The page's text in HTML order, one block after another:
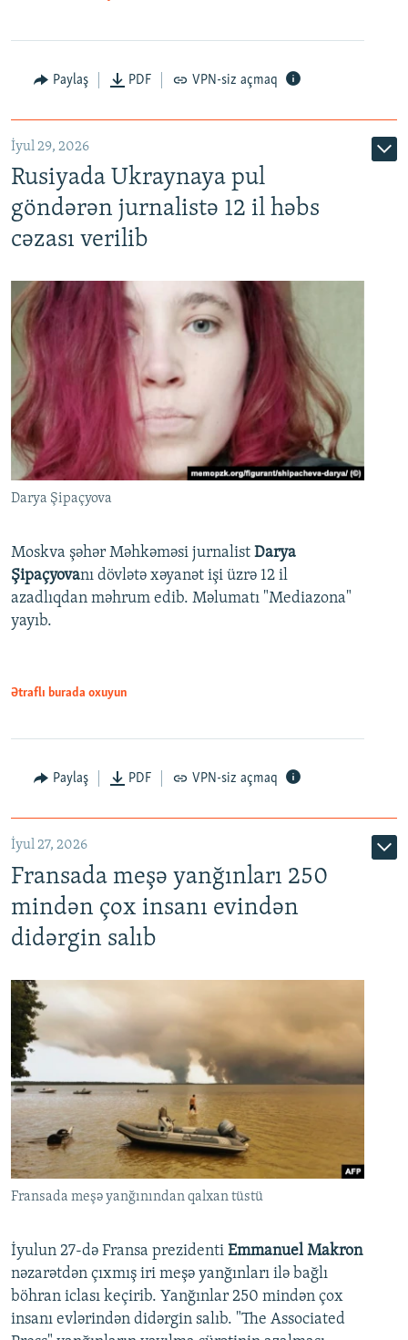
Paylaş PDF VPN-siz açmaq
İyul 29, 2026
Rusiyada Ukraynaya pul
göndərən jurnalistə 12 il həbs
cəzası verilib
Darya Şipaçyova
Moskva şəhər Məhkəməsi jurnalist Darya
Şipaçyovanı dövlətə xəyanət işi üzrə 12 il
azadlıqdan məhrum edib. Məlumatı "Mediazona"
yayıb.
Ətraflı burada oxuyun
Paylaş PDF VPN-siz açmaq
İyul 27, 2026
Fransada meşə yanğınları 250
mindən çox insanı evindən
didərgin salıb
Fransada meşə yanğınından qalxan tüstü
İyulun 27-də Fransa prezidenti Emmanuel Makron
nəzarətdən çıxmış iri meşə yanğınları ilə bağlı
böhran iclası keçirib. Yanğınlar 250 mindən çox
insanı evlərindən didərgin salıb. "The Associated